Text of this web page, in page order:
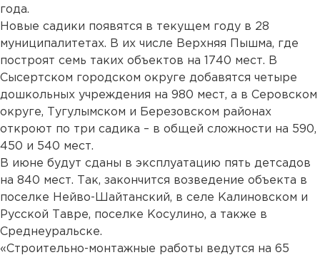
года.
Новые садики появятся в текущем году в 28
муниципалитетах. В их числе Верхняя Пышма, где
построят семь таких объектов на 1740 мест. В
Сысертском городском округе добавятся четыре
дошкольных учреждения на 980 мест, а в Серовском
округе, Тугулымском и Березовском районах
откроют по три садика – в общей сложности на 590,
450 и 540 мест.
В июне будут сданы в эксплуатацию пять детсадов
на 840 мест. Так, закончится возведение объекта в
поселке Нейво-Шайтанский, в селе Калиновском и
Русской Тавре, поселке Косулино, а также в
Среднеуральске.
«Строительно-монтажные работы ведутся на 65